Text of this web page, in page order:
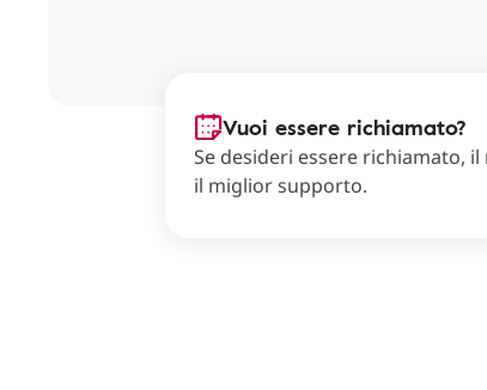
Vuoi essere richiamato?
Se desideri essere richiamato,
il miglior supporto.